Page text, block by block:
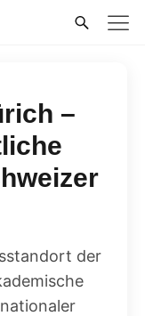
–
der